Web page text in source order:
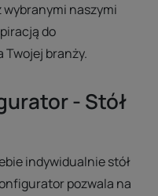
wybranymi naszymi
do
branży.
- Stół
indywidualnie stół
pozwala na